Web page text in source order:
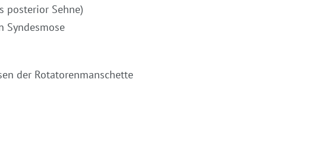
posterior Sehne)
Syndesmose
der Rotatorenmanschette